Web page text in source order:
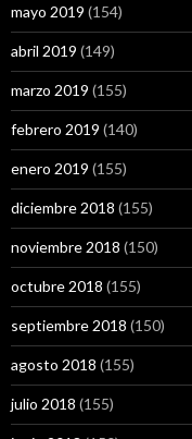
mayo 2019 (154)
abril 2019 (149)
marzo 2019 (155)
febrero 2019 (140)
enero 2019 (155)
diciembre 2018 (155)
noviembre 2018 (150)
octubre 2018 (155)
septiembre 2018 (150)
agosto 2018 (155)
julio 2018 (155)